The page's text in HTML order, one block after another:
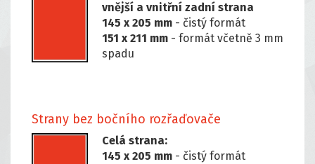
vnější a vnitřní zadní strana
145 x 205 mm - čistý formát
151 x 211 mm - formát včetně 3 mm
spadu
Strany bez bočního rozřaďovače
Celá strana:
145 x 205 mm - čistý formát